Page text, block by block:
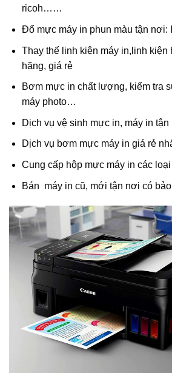
ricoh……
Đổ mực máy in phun màu tận nơi:
Thay thế linh kiện máy in,linh kiện
hãng, giá rẻ
Bơm mực in chất lượng, kiểm tra
máy photo…
Dịch vụ vệ sinh mực in, máy in tận
Dịch vụ bơm mực máy in giá rẻ
Cung cấp hộp mực máy in các loại
Bán máy in cũ, mới tận nơi có